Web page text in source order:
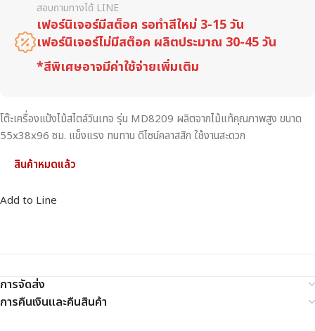
สอบถามทางได้ LINE
เฟอร์นิเจอร์มีสต็อค รอทำสีใหม่ 3-15 วัน
เฟอร์นิเจอร์ไม่มีสต็อค ผลิตประมาณ 30-45 วัน
*สีพิเศษอาจมีค่าใช้จ่ายเพิ่มเติม
โต๊ะเครื่องแป้งไม้สไตล์วินเทจ รุ่น MD8209 ผลิตจากไม้แท้คุณภาพสูง ขนาด
55x38x96 ซม. แข็งแรง ทนทาน ดีไซน์คลาสสิก ใช้งานสะดวก
สินค้าหมดแล้ว
Add to Line
การจัดส่ง
การคืนเงินและคืนสินค้า